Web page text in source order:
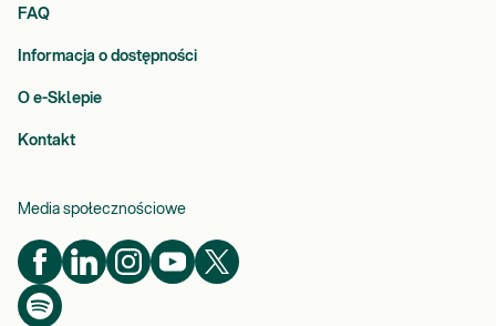
FAQ
Informacja o dostępności
O e-Sklepie
Kontakt
Media społecznościowe